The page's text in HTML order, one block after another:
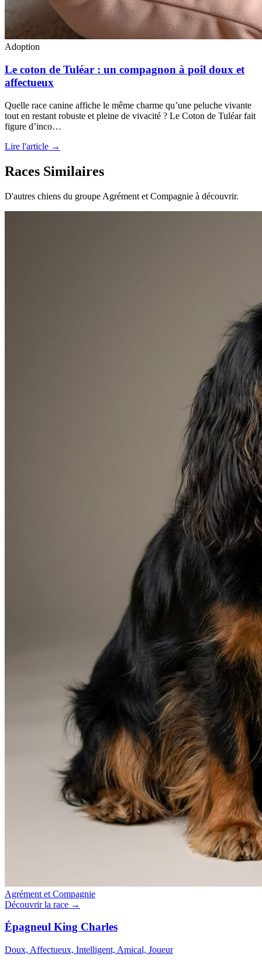
Adoption
Le coton de Tuléar : un compagnon à poil doux et
affectueux
Quelle race canine affiche le même charme qu’une peluche vivante
tout en restant robuste et pleine de vivacité ? Le Coton de Tuléar fait
figure d’inco…
Lire l'article →
Races Similaires
D'autres chiens du groupe Agrément et Compagnie à découvrir.
Agrément et Compagnie
Découvrir la race →
Épagneul King Charles
Doux, Affectueux, Intelligent, Amical, Joueur